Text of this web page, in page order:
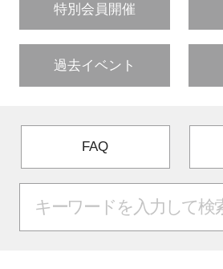
特別会員開催
過去イベント
FAQ